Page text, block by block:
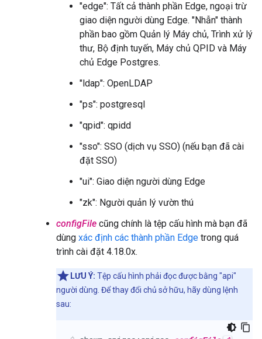
"edge": Tất cả thành phần Edge, ngoại trừ
giao diện người dùng Edge. "Nhẫn" thành
phần bao gồm Quản lý Máy chủ, Trình xử lý
thư, Bộ định tuyến, Máy chủ QPID và Máy
chủ Edge Postgres.
"ldap": OpenLDAP
"ps": postgresql
"qpid": qpidd
"sso": SSO (dịch vụ SSO) (nếu bạn đã cài
đặt SSO)
"ui": Giao diện người dùng Edge
"zk": Người quản lý vườn thú
configFile cũng chính là tệp cấu hình mà bạn đã
dùng xác định các thành phần Edge trong quá
trình cài đặt 4.18.0x.
LƯU Ý: Tệp cấu hình phải đọc được bằng "api"
người dùng. Để thay đổi chủ sở hữu, hãy dùng lệnh
sau: